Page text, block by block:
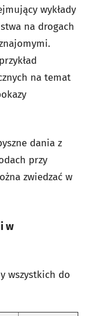
wykłady
na drogach
na temat
dania z
przy
zwiedzać w
w
wszystkich do